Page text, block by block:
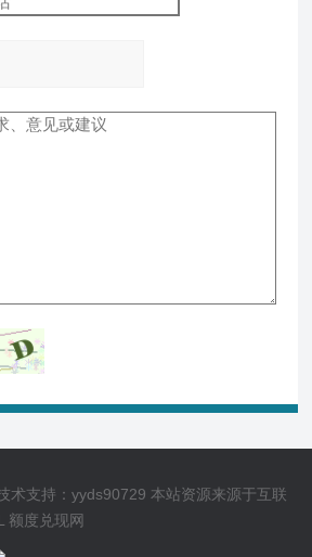
术支持：yyds90729 本站资源来源于互联
额度兑现网